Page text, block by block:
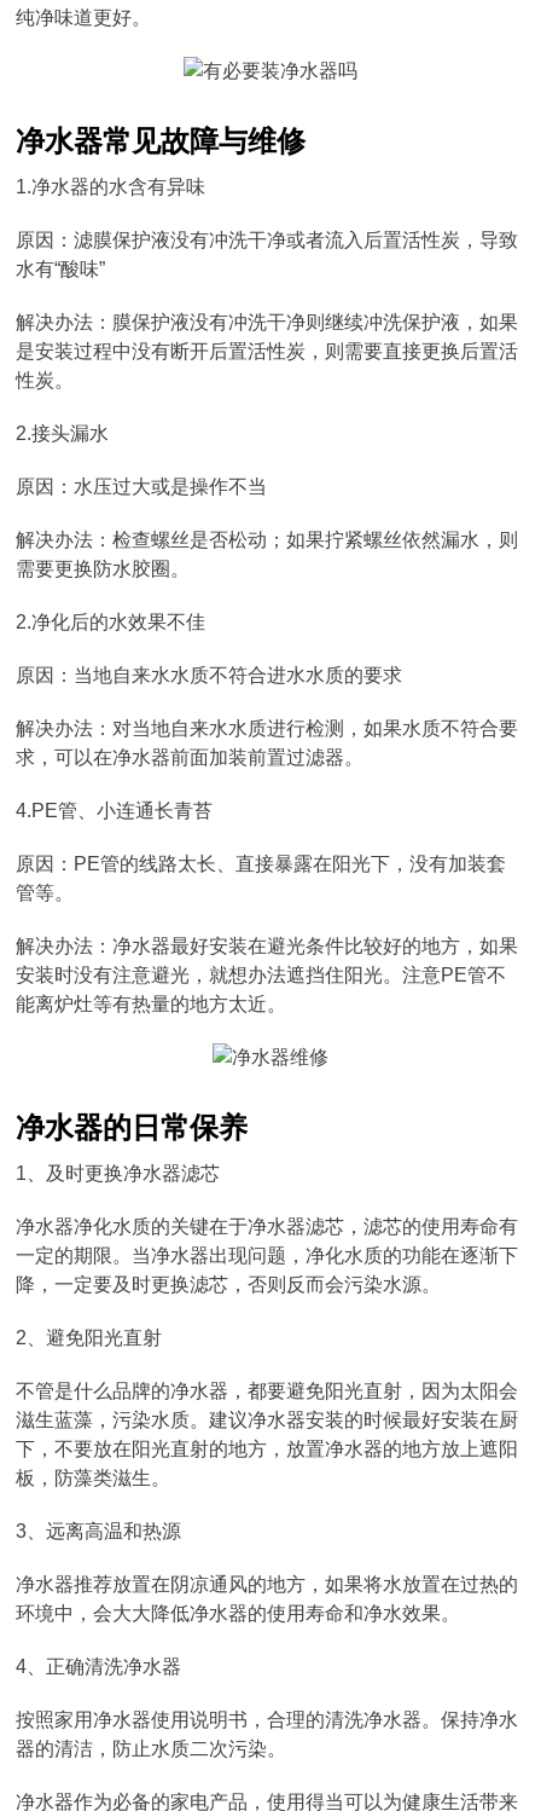
纯净味道更好。
净水器常见故障与维修
1.净水器的水含有异味
原因：滤膜保护液没有冲洗干净或者流入后置活性炭，导致
水有“酸味”
解决办法：膜保护液没有冲洗干净则继续冲洗保护液，如果
是安装过程中没有断开后置活性炭，则需要直接更换后置活
性炭。
2.接头漏水
原因：水压过大或是操作不当
解决办法：检查螺丝是否松动；如果拧紧螺丝依然漏水，则
需要更换防水胶圈。
2.净化后的水效果不佳
原因：当地自来水水质不符合进水水质的要求
解决办法：对当地自来水水质进行检测，如果水质不符合要
求，可以在净水器前面加装前置过滤器。
4.PE管、小连通长青苔
原因：PE管的线路太长、直接暴露在阳光下，没有加装套
管等。
解决办法：净水器最好安装在避光条件比较好的地方，如果
安装时没有注意避光，就想办法遮挡住阳光。注意PE管不
能离炉灶等有热量的地方太近。
净水器的日常保养
1、及时更换净水器滤芯
净水器净化水质的关键在于净水器滤芯，滤芯的使用寿命有
一定的期限。当净水器出现问题，净化水质的功能在逐渐下
降，一定要及时更换滤芯，否则反而会污染水源。
2、避免阳光直射
不管是什么品牌的净水器，都要避免阳光直射，因为太阳会
滋生蓝藻，污染水质。建议净水器安装的时候最好安装在厨
下，不要放在阳光直射的地方，放置净水器的地方放上遮阳
板，防藻类滋生。
3、远离高温和热源
净水器推荐放置在阴凉通风的地方，如果将水放置在过热的
环境中，会大大降低净水器的使用寿命和净水效果。
4、正确清洗净水器
按照家用净水器使用说明书，合理的清洗净水器。保持净水
器的清洁，防止水质二次污染。
净水器作为必备的家电产品，使用得当可以为健康生活带来